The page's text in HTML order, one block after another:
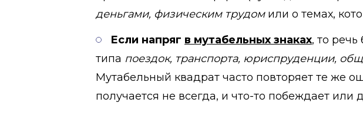
деньгами, физическим трудомили о темах,
Если напряг в мутабельных знаках, то
типа поездок, транспорта, юриспруденции,
Мутабельный квадрат часто повторяет те же
получается не всегда, и что-то побеждает или